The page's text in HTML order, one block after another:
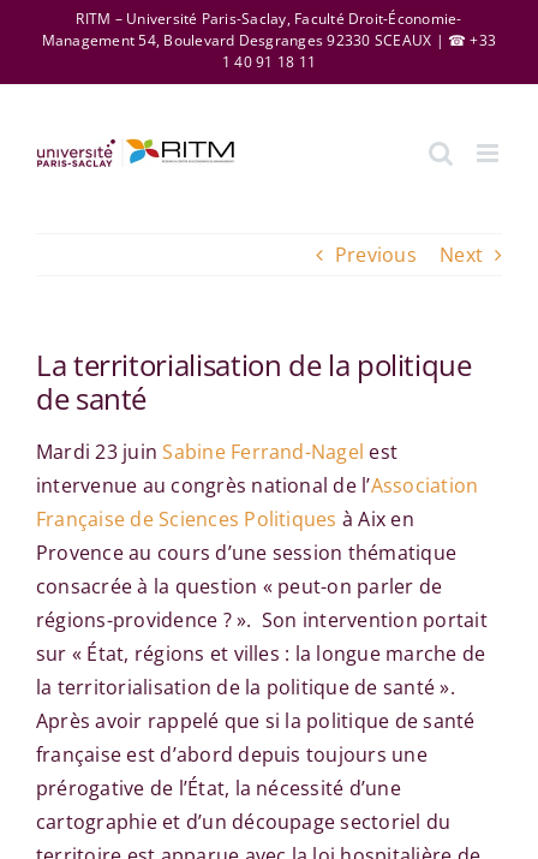
content
RITM – Université Paris-Saclay, Faculté Droit-Économie-
Management 54, Boulevard Desgranges 92330 SCEAUX | ☎ +33
1 40 91 18 11
Previous Next
La territorialisation de la politique
de santé
Mardi 23 juinSabine Ferrand-Nagel est
intervenue au congrès national de l’Association
Française de Sciences Politiques à Aix en
Provence au cours d’une session thématique
consacrée à la question « peut-on parler de
régions-providence ? ». Son intervention portait
sur « État, régions et villes : la longue marche de
la territorialisation de la politique de santé ».
Après avoir rappelé que si la politique de santé
française est d’abord depuis toujours une
prérogative de l’État, la nécessité d’une
cartographie et d’un découpage sectoriel du